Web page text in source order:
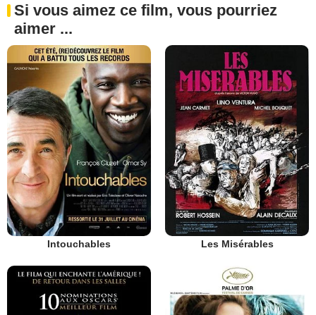
Si vous aimez ce film, vous pourriez
aimer ...
Intouchables Les Misérables